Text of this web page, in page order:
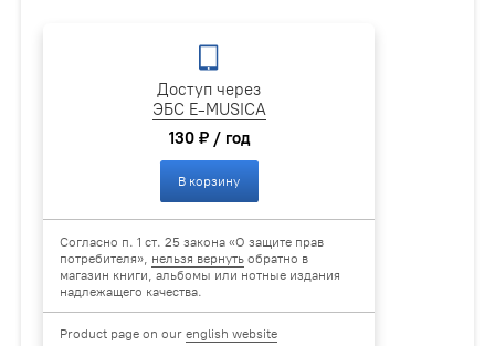
Доступ через
ЭБС E-MUSICA
130 ₽ / год
В корзину
Согласно п. 1 ст. 25 закона «О защите прав
потребителя», нельзя вернуть обратно в
магазин книги, альбомы или нотные издания
надлежащего качества.
Product page on ourenglish website